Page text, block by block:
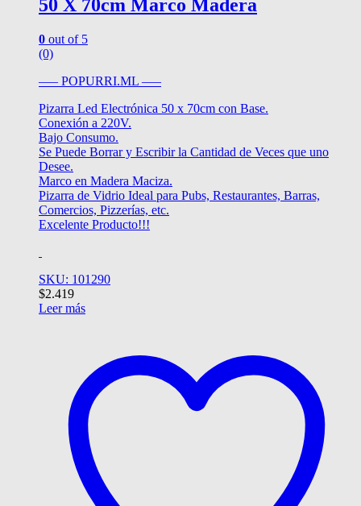
50 X 70cm Marco Madera
0 out of 5
(0)
—– POPURRI.ML —–
Pizarra Led Electrónica 50 x 70cm con Base.
Conexión a 220V.
Bajo Consumo.
Se Puede Borrar y Escribir la Cantidad de Veces que uno
Desee.
Marco en Madera Maciza.
Pizarra de Vidrio Ideal para Pubs, Restaurantes, Barras,
Comercios, Pizzerías, etc.
Excelente Producto!!!
SKU: 101290
$2.419
Leer más